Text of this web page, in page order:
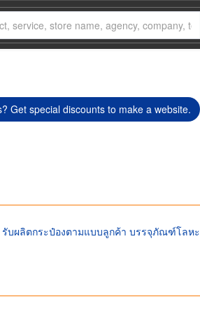
Get special discounts to make a website.
บผลิตกระป๋องตามแบบลูกค้า บรรจุภัณฑ์โลหะ